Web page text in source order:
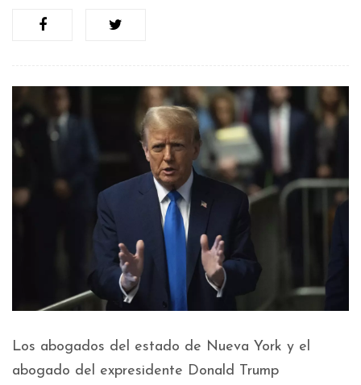
Los abogados del estado de Nueva York y el
abogado del expresidente Donald Trump